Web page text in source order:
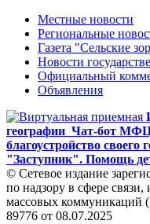
Местные новости
Региональные
Газета "Сельские
Новости
Официальный
Объявления
географии Чат-бот МФЦ
благоустройство своего
"Заступник". Помощь
© Сетевое издание
по надзору в сфере
массовых
89776 от 08.07.2025